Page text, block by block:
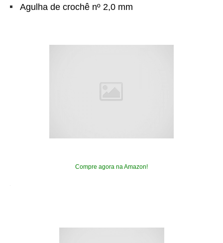
Agulha de crochê nº 2,0 mm
Compre agora na Amazon!